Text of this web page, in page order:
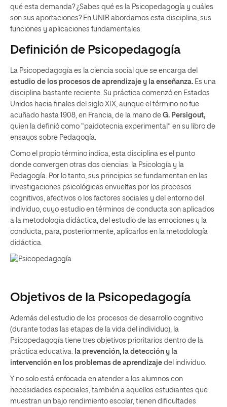
qué esta demanda? ¿Sabes qué es la Psicopedagogía y cuáles
son sus aportaciones? En UNIR abordamos esta disciplina, sus
funciones y aplicaciones fundamentales.
Definición de Psicopedagogía
La Psicopedagogía es la ciencia social que se encarga del
estudio de los procesos de aprendizaje y la enseñanza. Es una
disciplina bastante reciente. Su práctica comenzó en Estados
Unidos hacia finales del siglo XIX, aunque el término no fue
acuñado hasta 1908, en Francia, de la mano de G. Persigout,
quien la definió como “paidotecnia experimental” en su libro de
ensayos sobre Pedagogía.
Como el propio término indica, esta disciplina es el punto
donde convergen otras dos ciencias: la Psicología y la
Pedagogía. Por lo tanto, sus principios se fundamentan en las
investigaciones psicológicas envueltas por los procesos
cognitivos, afectivos o los factores sociales y del entorno del
individuo, cuyo estudio en términos de conducta son aplicados
a la metodología didáctica, del estudio de las emociones y la
conducta, para, posteriormente, aplicarlos en la metodología
didáctica.
Objetivos de la Psicopedagogía
Además del estudio de los procesos de desarrollo cognitivo
(durante todas las etapas de la vida del individuo), la
Psicopedagogía tiene tres objetivos prioritarios dentro de la
práctica educativa: la prevención, la detección y la
intervención en los problemas de aprendizaje del individuo.
Y no solo está enfocada en atender a los alumnos con
necesidades especiales, también a aquellos estudiantes que
muestran un bajo rendimiento escolar, tienen dificultades